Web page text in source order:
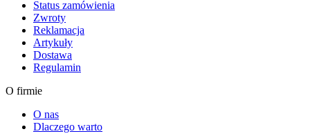
Status zamówienia
Zwroty
Reklamacja
Artykuły
Dostawa
Regulamin
O firmie
O nas
Dlaczego warto